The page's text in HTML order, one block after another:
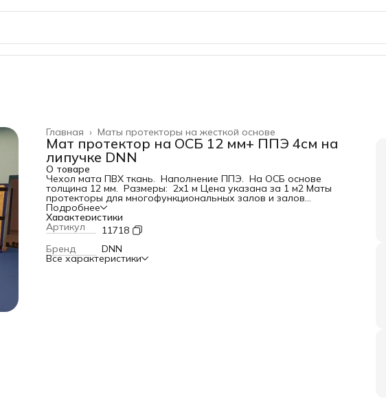
Маты протекторы на жесткой основе
Главная ›
Мат протектор на ОСБ 12 мм+ ППЭ 4см на
липучке DNN
О товаре
Чехол мата ПВХ ткань. Наполнение ППЭ. На ОСБ основе
толщина 12 мм. Размеры: 2x1 м Цена указана за 1 м2 Маты
протекторы для многофункциональных залов и залов
единоборств. Изготавливаются в соответствии с
требованиями заказчика. Возможны различные варианты
крепления к стене. Материал набивки оговаривается. Как
правило в основе протектора используется ОСБ.
Применяемые материалы набивки: ППЭ
Подробнее
Характеристики
Артикул
11718
Бренд
DNN
Все характеристики